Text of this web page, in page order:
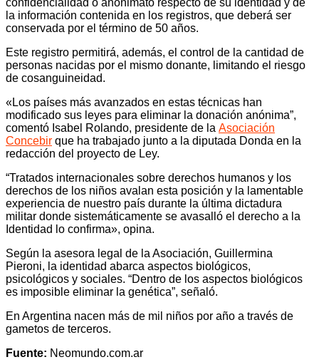
confidencialidad o anonimato respecto de su identidad y de
la información contenida en los registros, que deberá ser
conservada por el término de 50 años.
Este registro permitirá, además, el control de la cantidad de
personas nacidas por el mismo donante, limitando el riesgo
de cosanguineidad.
«Los países más avanzados en estas técnicas han
modificado sus leyes para eliminar la donación anónima”,
comentó Isabel Rolando, presidente de la Asociación
Concebir que ha trabajado junto a la diputada Donda en la
redacción del proyecto de Ley.
“Tratados internacionales sobre derechos humanos y los
derechos de los niños avalan esta posición y la lamentable
experiencia de nuestro país durante la última dictadura
militar donde sistemáticamente se avasalló el derecho a la
Identidad lo confirma», opina.
Según la asesora legal de la Asociación, Guillermina
Pieroni, la identidad abarca aspectos biológicos,
psicológicos y sociales. “Dentro de los aspectos biológicos
es imposible eliminar la genética”, señaló.
En Argentina nacen más de mil niños por año a través de
gametos de terceros.
Fuente: Neomundo.com.ar